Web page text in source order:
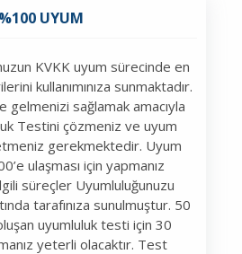
%100 UYUM
KVKK uyum sürecinde en
kullanımınıza sunmaktadır.
gelmenizi sağlamak amacıyla
Testini çözmeniz ve uyum
gerekmektedir. Uyum
ulaşması için yapmanız
süreçler Uyumluluğunuzu
tarafınıza sunulmuştur. 50
uyumluluk testi için 30
yeterli olacaktır. Test